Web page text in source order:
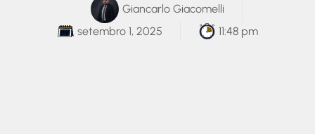
Giancarlo Giacomelli
setembro 1, 2025
11:48 pm